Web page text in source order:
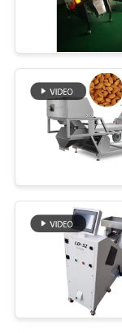
EXCURSÃO
FÁBRICA
DA
QUALIDADE